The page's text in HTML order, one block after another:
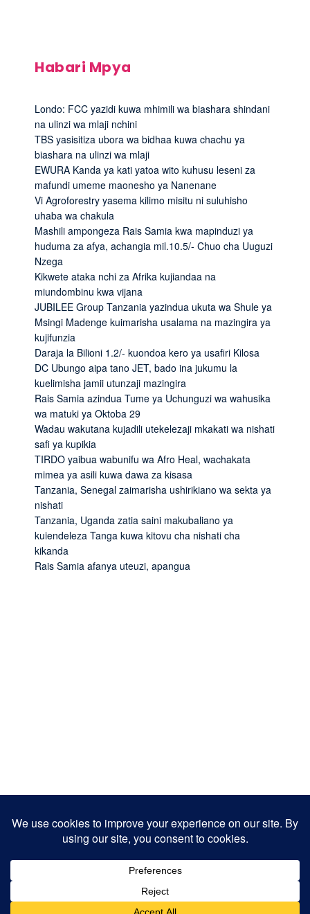
Habari Mpya
Londo: FCC yazidi kuwa mhimili wa biashara shindani
na ulinzi wa mlaji nchini
TBS yasisitiza ubora wa bidhaa kuwa chachu ya
biashara na ulinzi wa mlaji
EWURA Kanda ya kati yatoa wito kuhusu leseni za
mafundi umeme maonesho ya Nanenane
Vi Agroforestry yasema kilimo misitu ni suluhisho
uhaba wa chakula
Mashili ampongeza Rais Samia kwa mapinduzi ya
huduma za afya, achangia mil.10.5/- Chuo cha Uuguzi
Nzega
Kikwete ataka nchi za Afrika kujiandaa na
miundombinu kwa vijana
JUBILEE Group Tanzania yazindua ukuta wa Shule ya
Msingi Madenge kuimarisha usalama na mazingira ya
kujifunzia
Daraja la Bilioni 1.2/- kuondoa kero ya usafiri Kilosa
DC Ubungo aipa tano JET, bado ina jukumu la
kuelimisha jamii utunzaji mazingira
Rais Samia azindua Tume ya Uchunguzi wa wahusika
wa matuki ya Oktoba 29
Wadau wakutana kujadili utekelezaji mkakati wa nishati
safi ya kupikia
TIRDO yaibua wabunifu wa Afro Heal, wachakata
mimea ya asili kuwa dawa za kisasa
Tanzania, Senegal zaimarisha ushirikiano wa sekta ya
nishati
Tanzania, Uganda zatia saini makubaliano ya
kuiendeleza Tanga kuwa kitovu cha nishati cha
kikanda
Rais Samia afanya uteuzi, apangua